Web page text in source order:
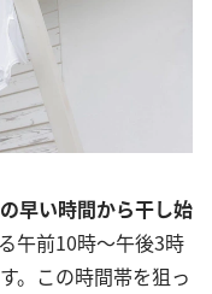
早い時間から干し始
午前10時～午後3時
。この時間帯を狙っ